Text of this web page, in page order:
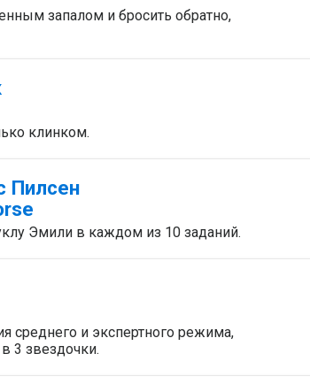
запалом и бросить обратно,
клинком.
Пилсен
Эмили в каждом из 10 заданий.
среднего и экспертного режима,
3 звездочки.